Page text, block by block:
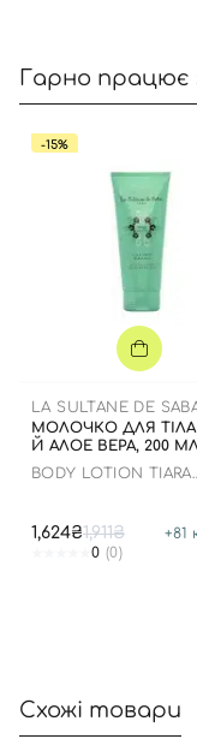
Гарно працює
-15%
LA SULTANE DE
МОЛОЧКО ДЛЯ ТІЛА
Й АЛОЕ ВЕРА, 200
BODY LOTION TIARA
1,624₴1,911₴ +81
0 (0)
Схожі товари
Вхід
Відправляючи
приймаєте умови